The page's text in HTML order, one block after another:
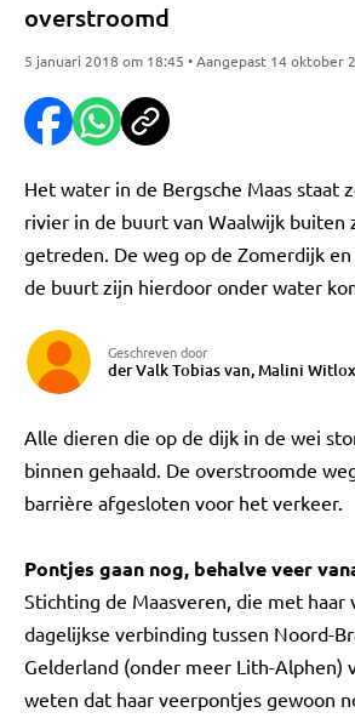
overstroomd
5 januari 2018 om 18:45 • Aangepast 14 oktober
Het water in de Bergsche Maas staat
rivier in de buurt van Waalwijk buiten
getreden. De weg op de Zomerdijk
de buurt zijn hierdoor onder water
Geschreven door
der Valk Tobias van, Malini Witlox
Alle dieren die op de dijk in de wei
binnen gehaald. De overstroomde
barrière afgesloten voor het verkeer.
Pontjes gaan nog, behalve veer
Stichting de Maasveren, die met haar
dagelijkse verbinding tussen Noord-
Gelderland (onder meer Lith-Alphen)
weten dat haar veerpontjes gewoon